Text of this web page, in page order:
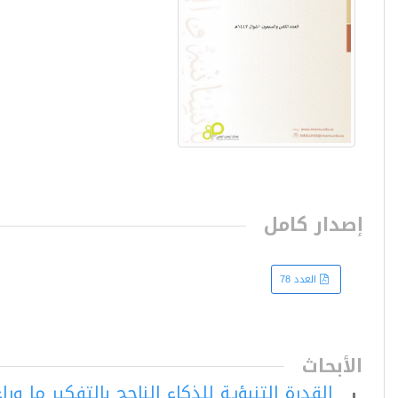
إصدار كامل
العدد 78
الأبحاث